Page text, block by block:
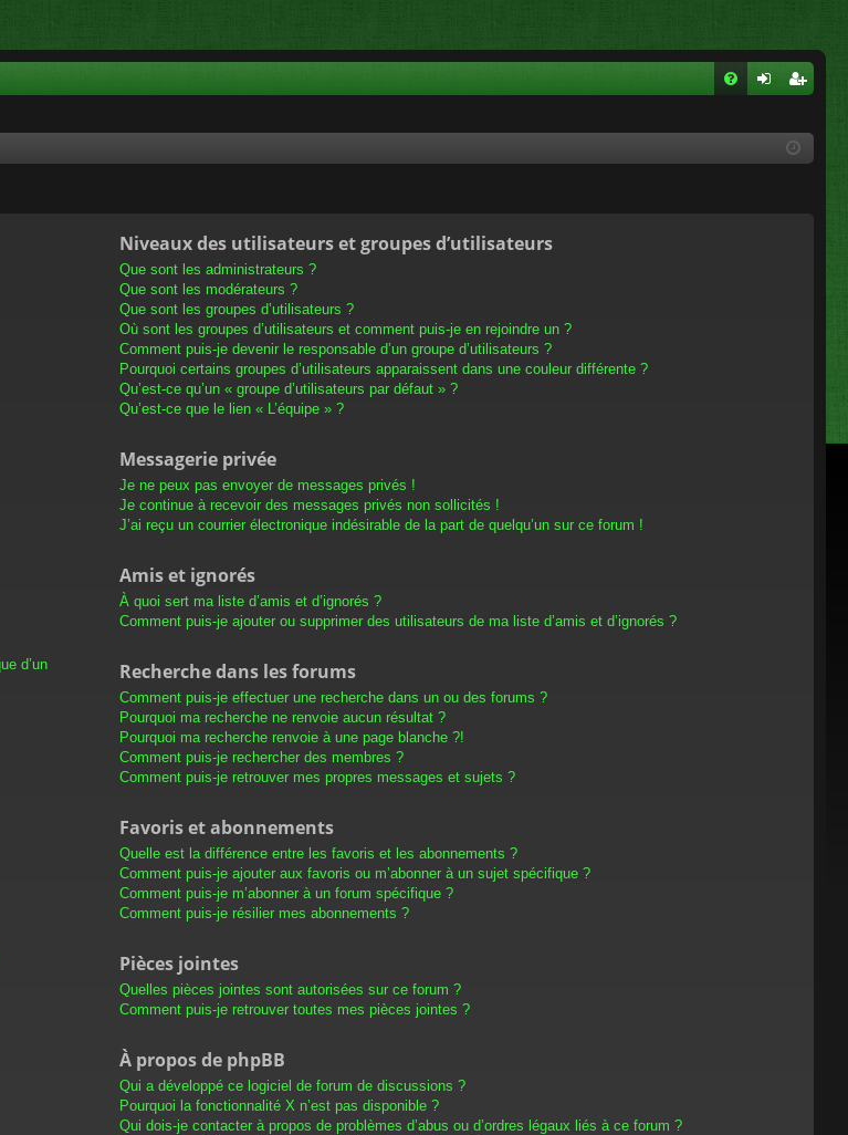
cri
d’un
Niveaux des utilisateurs et groupes d’utilisateurs
Que sont les administrateurs ?
Que sont les modérateurs ?
Que sont les groupes d’utilisateurs ?
Où sont les groupes d’utilisateurs et comment puis-je en rejoindre un ?
Comment puis-je devenir le responsable d’un groupe d’utilisateurs ?
Pourquoi certains groupes d’utilisateurs apparaissent dans une couleur différente ?
Qu’est-ce qu’un « groupe d’utilisateurs par défaut » ?
Qu’est-ce que le lien « L’équipe » ?
Messagerie privée
Je ne peux pas envoyer de messages privés !
Je continue à recevoir des messages privés non sollicités !
J’ai reçu un courrier électronique indésirable de la part de quelqu’un sur ce forum !
Amis et ignorés
À quoi sert ma liste d’amis et d’ignorés ?
Comment puis-je ajouter ou supprimer des utilisateurs de ma liste d’amis et d’ignorés ?
Recherche dans les forums
Comment puis-je effectuer une recherche dans un ou des forums ?
Pourquoi ma recherche ne renvoie aucun résultat ?
Pourquoi ma recherche renvoie à une page blanche ?!
Comment puis-je rechercher des membres ?
Comment puis-je retrouver mes propres messages et sujets ?
Favoris et abonnements
Quelle est la différence entre les favoris et les abonnements ?
Comment puis-je ajouter aux favoris ou m’abonner à un sujet spécifique ?
Comment puis-je m’abonner à un forum spécifique ?
Comment puis-je résilier mes abonnements ?
Pièces jointes
Quelles pièces jointes sont autorisées sur ce forum ?
Comment puis-je retrouver toutes mes pièces jointes ?
À propos de phpBB
Qui a développé ce logiciel de forum de discussions ?
Pourquoi la fonctionnalité X n’est pas disponible ?
Qui dois-je contacter à propos de problèmes d’abus ou d’ordres légaux liés à ce forum ?